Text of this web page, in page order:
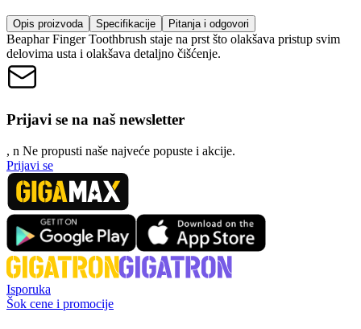
Opis proizvoda Specifikacije Pitanja i odgovori
Beaphar Finger Toothbrush staje na prst što olakšava pristup svim
delovima usta i olakšava detaljno čišćenje.
Prijavi se na naš newsletter
, n Ne propusti naše najveće popuste i akcije.
Prijavi se
Isporuka
Šok cene i promocije